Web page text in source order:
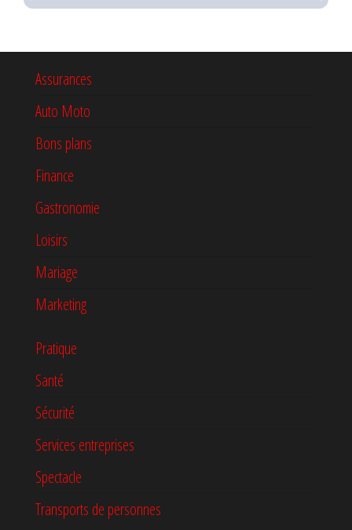
Assurances
Auto Moto
Bons plans
Finance
Gastronomie
Loisirs
Mariage
Marketing
Pratique
Santé
Sécurité
Services entreprises
Spectacle
Transports de personnes